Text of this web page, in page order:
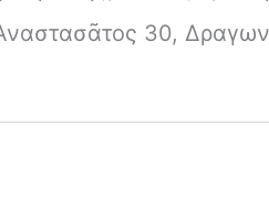
30,